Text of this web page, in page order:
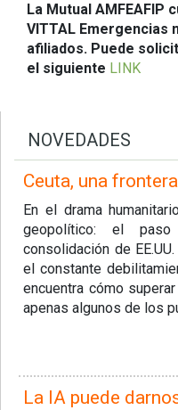
La Mutual AMFEAFIP
VITTAL Emergencias
afiliados. Puede
el siguiente LINK
NOVEDADES
Ceuta, una
En el drama
geopolítico: el
consolidación de
el constante
encuentra cómo
apenas algunos de los
La IA puede